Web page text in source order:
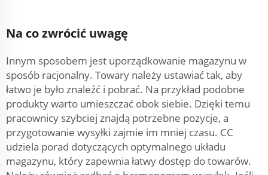
Na co zwrócić uwagę
Innym sposobem jest uporządkowanie magazynu w
sposób racjonalny. Towary należy ustawiać tak, aby
łatwo je było znaleźć i pobrać. Na przykład podobne
produkty warto umieszczać obok siebie. Dzięki temu
pracownicy szybciej znajdą potrzebne pozycje, a
przygotowanie wysyłki zajmie im mniej czasu. CC
udziela porad dotyczących optymalnego układu
magazynu, który zapewnia łatwy dostęp do towarów.